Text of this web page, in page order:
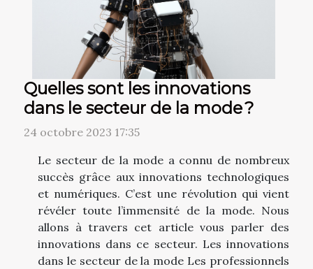
Quelles sont les innovations
dans le secteur de la mode ?
24 octobre 2023 17:35
Le secteur de la mode a connu de nombreux
succès grâce aux innovations technologiques
et numériques. C’est une révolution qui vient
révéler toute l’immensité de la mode. Nous
allons à travers cet article vous parler des
innovations dans ce secteur. Les innovations
dans le secteur de la mode Les professionnels